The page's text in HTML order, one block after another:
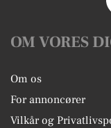
OM VORES
Om os
For annoncører
Vilkår og